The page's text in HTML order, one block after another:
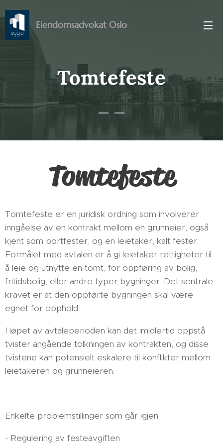
Eiendomsadvokat Oslo
Tomtefeste
Tomtefeste
Tomtefeste er en juridisk ordning som involverer
inngåelse av en kontrakt mellom en grunneier, også
kjent som bortfester, og en leietaker, kalt fester.
Formålet med avtalen er å gi leietaker rettigheter til
å leie og utnytte en tomt, for oppføring av bolig,
fritidsbolig, eller andre typer bygninger. Det sentrale
kravet er at den oppførte bygningen skal være
egnet for opphold.
I løpet av avtaleperioden kan det imidlertid oppstå
tvister angående tolkningen av kontrakten, og disse
tvistene kan potensielt eskalere til konflikter mellom
leietakeren og grunneieren.
Enkelte problemstillinger som går igjen:
- Regulering av festeavgiften